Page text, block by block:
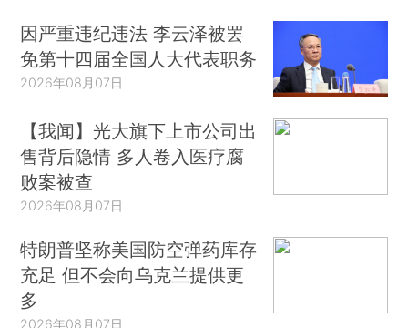
因严重违纪违法 李云泽被罢
免第十四届全国人大代表职务
2026年08月07日
【我闻】光大旗下上市公司出
售背后隐情 多人卷入医疗腐
败案被查
2026年08月07日
特朗普坚称美国防空弹药库存
充足 但不会向乌克兰提供更
多
2026年08月07日